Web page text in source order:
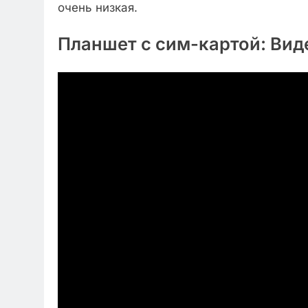
очень низкая.
Планшет с сим-картой: